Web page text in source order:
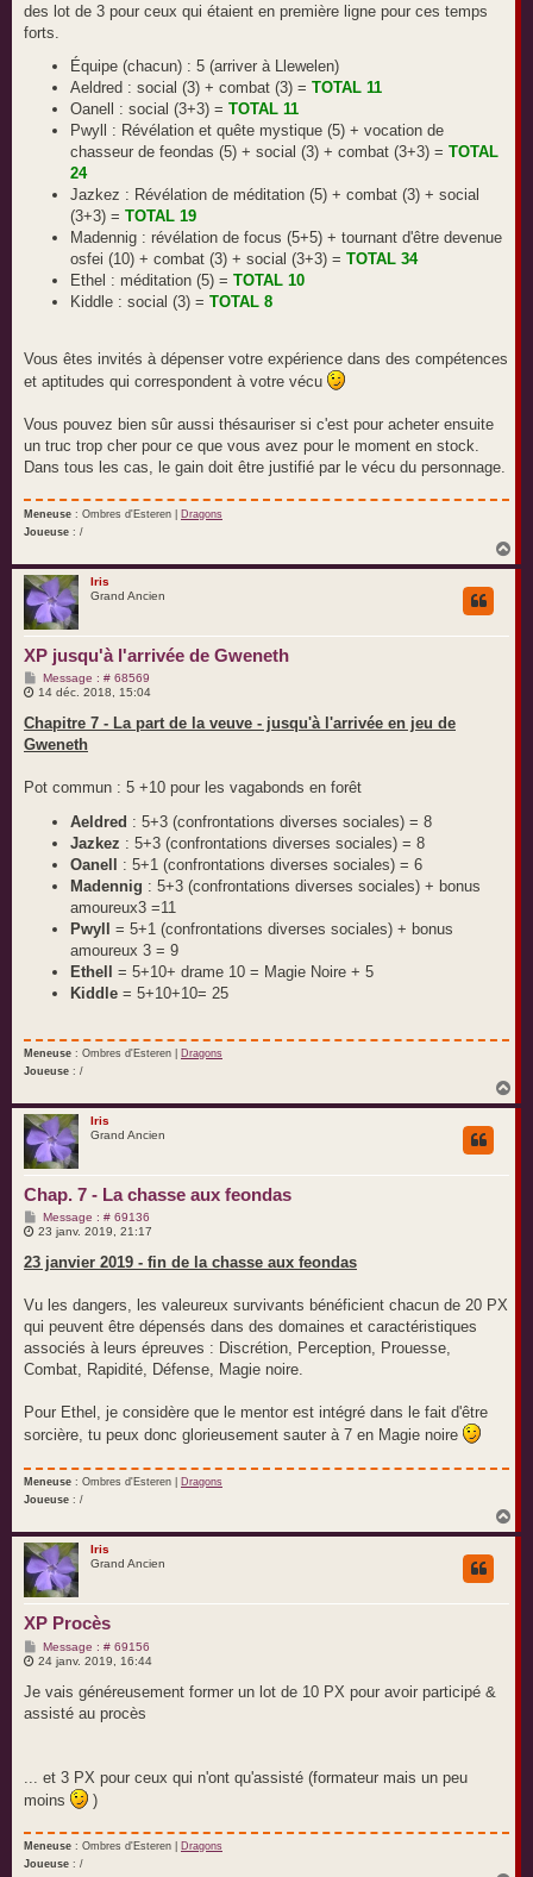
des lot de 3 pour ceux qui étaient en première ligne pour ces temps
forts.
Équipe (chacun) : 5 (arriver à Llewelen)
Aeldred : social (3) + combat (3) = TOTAL 11
Oanell : social (3+3) = TOTAL 11
Pwyll : Révélation et quête mystique (5) + vocation de
chasseur de feondas (5) + social (3) + combat (3+3) = TOTAL
24
Jazkez : Révélation de méditation (5) + combat (3) + social
(3+3) = TOTAL 19
Madennig : révélation de focus (5+5) + tournant d'être devenue
osfei (10) + combat (3) + social (3+3) = TOTAL 34
Ethel : méditation (5) = TOTAL 10
Kiddle : social (3) = TOTAL 8
Vous êtes invités à dépenser votre expérience dans des compétences
et aptitudes qui correspondent à votre vécu
Vous pouvez bien sûr aussi thésauriser si c'est pour acheter ensuite
un truc trop cher pour ce que vous avez pour le moment en stock.
Dans tous les cas, le gain doit être justifié par le vécu du personnage.
Meneuse : Ombres d'Esteren | Dragons
Joueuse : /
a
Iris
Grand Ancien
XP jusqu'à l'arrivée de Gweneth
Message : # 68569M
e
s
a
14 déc. 2018, 15:04
Chapitre 7 - La part de la veuve - jusqu'à l'arrivée en jeu de
Gweneth
Pot commun : 5 +10 pour les vagabonds en forêt
Aeldred : 5+3 (confrontations diverses sociales) = 8
Jazkez : 5+3 (confrontations diverses sociales) = 8
Oanell : 5+1 (confrontations diverses sociales) = 6
Madennig : 5+3 (confrontations diverses sociales) + bonus
amoureux3 =11
Pwyll = 5+1 (confrontations diverses sociales) + bonus
amoureux 3 = 9
Ethell = 5+10+ drame 10 = Magie Noire + 5
Kiddle = 5+10+10= 25
Meneuse : Ombres d'Esteren | Dragons
Joueuse : /
a
Iris
Grand Ancien
Chap. 7 - La chasse aux feondas
Message : # 69136M
e
s
a
e
23 janv. 2019, 21:17
23 janvier 2019 - fin de la chasse aux feondas
Vu les dangers, les valeureux survivants bénéficient chacun de 20 PX
qui peuvent être dépensés dans des domaines et caractéristiques
associés à leurs épreuves : Discrétion, Perception, Prouesse,
Combat, Rapidité, Défense, Magie noire.
Pour Ethel, je considère que le mentor est intégré dans le fait d'être
sorcière, tu peux donc glorieusement sauter à 7 en Magie noire
Meneuse : Ombres d'Esteren | Dragons
Joueuse : /
a
Iris
Grand Ancien
XP Procès
Message : # 69156M
e
s
24 janv. 2019, 16:44
Je vais généreusement former un lot de 10 PX pour avoir participé &
assisté au procès
... et 3 PX pour ceux qui n'ont qu'assisté (formateur mais un peu
moins
)
Meneuse : Ombres d'Esteren | Dragons
Joueuse : /